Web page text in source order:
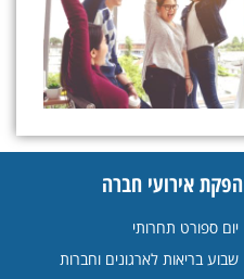
הפקת אירועי חברה
יום ספורט תחרותי
שבוע בריאות לארגונים וחברות